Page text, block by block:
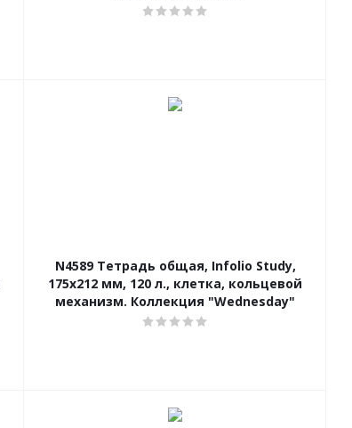
N4589 Тетрадь общая, Infolio Study,
175х212 мм, 120 л., клетка, кольцевой
механизм. Коллекция "Wednesday"